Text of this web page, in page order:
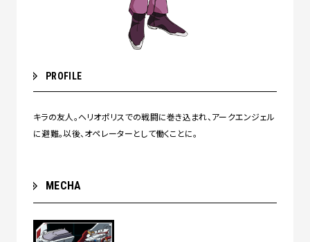
PROFILE
キラの友人。ヘリオポリスでの戦闘に巻き込まれ、アークエンジェル
に避難。以後、オペレーターとして働くことに。
MECHA